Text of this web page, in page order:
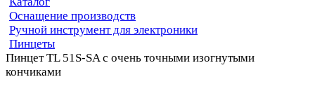
Оснащение производств
Ручной инструмент для электроники
Пинцеты
Пинцет TL 51S-SA с очень точными изогнутыми
кончиками